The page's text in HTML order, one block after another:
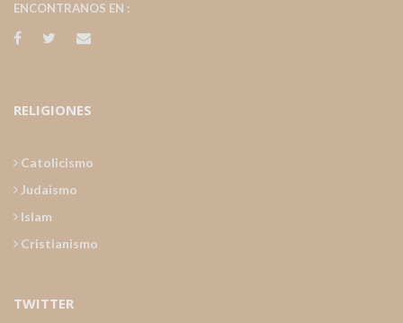
ENCONTRANOS EN :
RELIGIONES
Catolicismo
Judaismo
Islam
Cristianismo
TWITTER